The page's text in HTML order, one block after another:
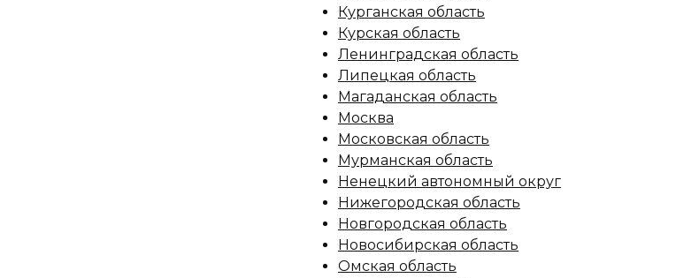
Курганская область
Курская область
Ленинградская область
Липецкая область
Магаданская область
Москва
Московская область
Мурманская область
Ненецкий автономный округ
Нижегородская область
Новгородская область
Новосибирская область
Омская область